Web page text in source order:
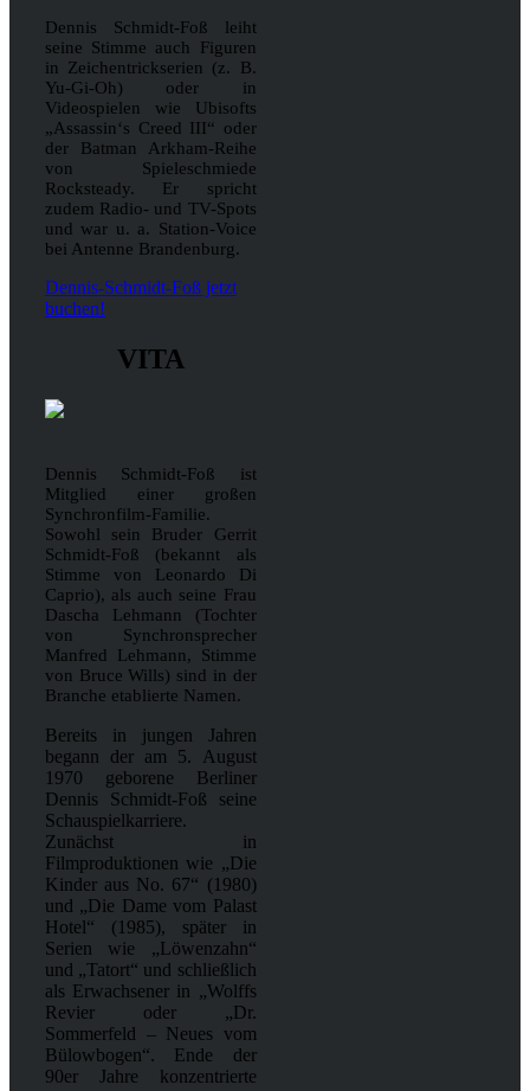
Dennis Schmidt-Foß leiht
seine Stimme auch Figuren
in Zeichentrickserien (z. B.
Yu-Gi-Oh) oder in
Videospielen wie Ubisofts
„Assassin‘s Creed III“ oder
der Batman Arkham-Reihe
von Spieleschmiede
Rocksteady. Er spricht
zudem Radio- und TV-Spots
und war u. a. Station-Voice
bei Antenne Brandenburg.
Dennis-Schmidt-Foß jetzt
buchen!
VITA
Dennis Schmidt-Foß ist
Mitglied einer großen
Synchronfilm-Familie.
Sowohl sein Bruder Gerrit
Schmidt-Foß (bekannt als
Stimme von Leonardo Di
Caprio), als auch seine Frau
Dascha Lehmann (Tochter
von Synchronsprecher
Manfred Lehmann, Stimme
von Bruce Wills) sind in der
Branche etablierte Namen.
Bereits in jungen Jahren
begann der am 5. August
1970 geborene Berliner
Dennis Schmidt-Foß seine
Schauspielkarriere.
Zunächst in
Filmproduktionen wie „Die
Kinder aus No. 67“ (1980)
und „Die Dame vom Palast
Hotel“ (1985), später in
Serien wie „Löwenzahn“
und „Tatort“ und schließlich
als Erwachsener in „Wolffs
Revier oder „Dr.
Sommerfeld – Neues vom
Bülowbogen“. Ende der
90er Jahre konzentrierte